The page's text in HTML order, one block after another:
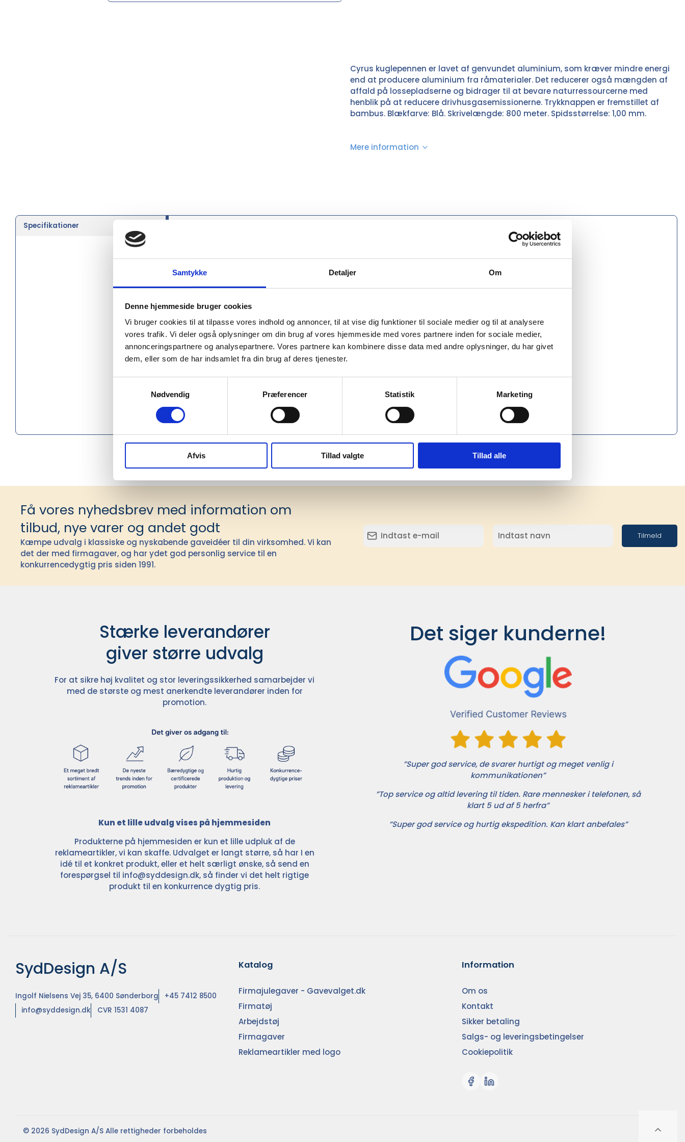
Samtykke Detaljer Om
Denne hjemmeside bruger cookies
Vi bruger cookies til at tilpasse vores indhold og annoncer, til at vise dig funktioner til sociale medier og til at analysere
vores trafik. Vi deler også oplysninger om din brug af vores hjemmeside med vores partnere inden for sociale medier,
annonceringspartnere og analysepartnere. Vores partnere kan kombinere disse data med andre oplysninger, du har givet
dem, eller som de har indsamlet fra din brug af deres tjenester.
Nødvendig
Præferencer Statistik Marketing
Afvis Tillad valgte Tillad alle
Cyrus kuglepennen er lavet af genvundet aluminium, som kræver mindre energi
end at producere aluminium fra råmaterialer. Det reducerer også mængden af
affald på lossepladserne og bidrager til at bevare naturressourcerne med
henblik på at reducere drivhusgasemissionerne. Trykknappen er fremstillet af
bambus. Blækfarve: Blå. Skrivelængde: 800 meter. Spidsstørrelse: 1,00 mm.
Mere information
Specifikationer
Længde (cm)
Diameter (cm) 1,02
Materiale
Blækfarve Blå
Social audit BSCI
Miljøcertificeringer FSC®
2756C
Få vores nyhedsbrev med information om
tilbud, nye varer og andet godt
Kæmpe udvalg i klassiske og nyskabende gaveidéer til din virksomhed. Vi kan
det der med firmagaver, og har ydet god personlig service til en
konkurrencedygtig pris siden 1991.
Tilmeld
Stærke leverandører
giver større udvalg
For at sikre høj kvalitet og stor leveringssikkerhed samarbejder vi
med de største og mest anerkendte leverandører inden for
promotion.
Kun et lille udvalg vises på hjemmesiden
Produkterne på hjemmesiden er kun et lille udpluk af de
reklameartikler, vi kan skaffe. Udvalget er langt større, så har I en
idé til et konkret produkt, eller et helt særligt ønske, så send en
forespørgsel til info@syddesign.dk, så finder vi det helt rigtige
produkt til en konkurrence dygtig pris.
Det siger kunderne!
”Super god service, de svarer hurtigt og meget venlig i
kommunikationen”
”Top service og altid levering til tiden. Rare mennesker i telefonen, så
klart 5 ud af 5 herfra”
”Super god service og hurtig ekspedition. Kan klart anbefales”
SydDesign A/S
Ingolf Nielsens Vej 35, 6400 Sønderborg
+45 7412 8500
info@syddesign.dk
CVR 1531 4087
Katalog
Firmajulegaver - Gavevalget.dk
Firmatøj
Arbejdstøj
Firmagaver
Reklameartikler med logo
Information
Om os
Kontakt
Sikker betaling
Salgs- og leveringsbetingelser
Cookiepolitik
© 2026 SydDesign A/S Alle rettigheder forbeholdes